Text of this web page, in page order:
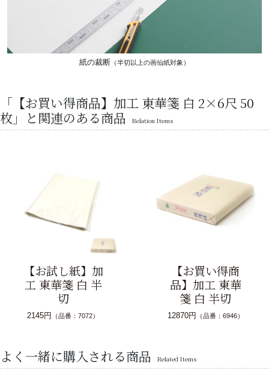
紙の裁断 （半切以上の画仙紙対象）
「【お買い得商品】加工 東華箋 白 2×6尺 50
枚」と関連のある商品
Relation Items
【お試し紙】加
工 東華箋 白 半
切
2145円 （品番：7072）
【お買い得商
品】加工 東華
箋 白 半切
12870円 （品番：6946）
よく一緒に購入される商品 Related Items